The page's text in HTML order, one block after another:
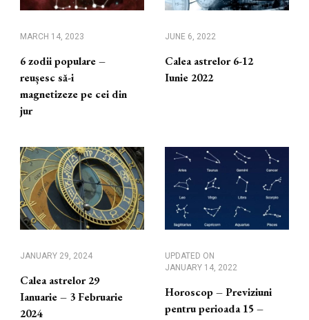
MARCH 14, 2023
6 zodii populare –
reușesc să-i
magnetizeze pe cei din
jur
JUNE 6, 2022
Calea astrelor 6-12
Iunie 2022
JANUARY 29, 2024
Calea astrelor 29
Ianuarie – 3 Februarie
2024
UPDATED ON
JANUARY 14, 2022
Horoscop – Previziuni
pentru perioada 15 –